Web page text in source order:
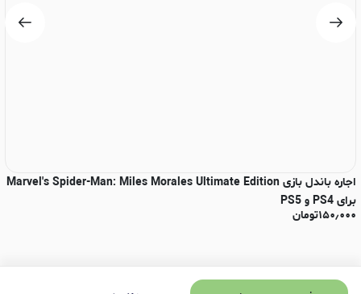
اجاره باندل بازی Marvel's Spider-Man: Miles Morales Ultimate Edition
برای PS4 و PS5
۱۵۰٫۰۰۰تومان